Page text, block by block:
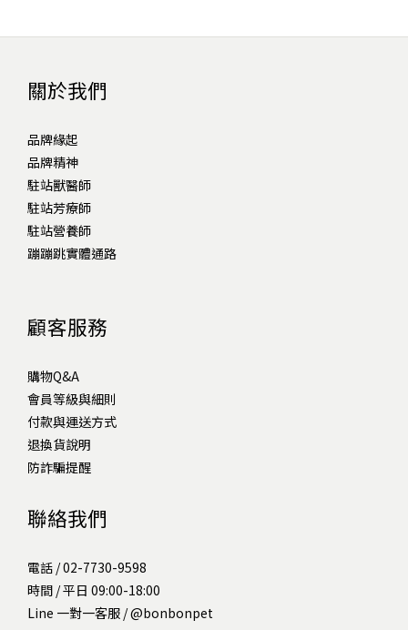
關於我們
品牌緣起
品牌精神
駐站獸醫師
駐站芳療師
駐站營養師
蹦蹦跳實體通路
顧客服務
購物Q&A
會員等級與細則
付款與運送方式
退換貨說明
防詐騙提醒
聯絡我們
電話 / 02-7730-9598
時間 / 平日 09:00-18:00
Line 一對一客服 /@bonbonpet